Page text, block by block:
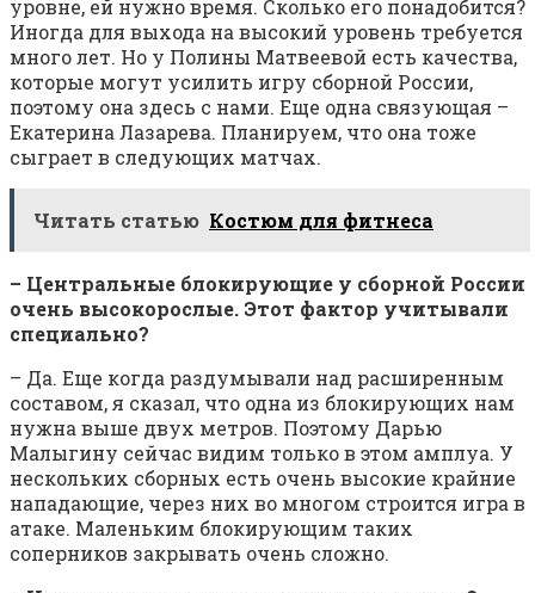
уровне, ей нужно время. Сколько его понадобится?
Иногда для выхода на высокий уровень требуется
много лет. Но у Полины Матвеевой есть качества,
которые могут усилить игру сборной России,
поэтому она здесь с нами. Еще одна связующая –
Екатерина Лазарева. Планируем, что она тоже
сыграет в следующих матчах.
Читать статью Костюм для фитнеса
– Центральные блокирующие у сборной России
очень высокорослые. Этот фактор учитывали
специально?
– Да. Еще когда раздумывали над расширенным
составом, я сказал, что одна из блокирующих нам
нужна выше двух метров. Поэтому Дарью
Малыгину сейчас видим только в этом амплуа. У
нескольких сборных есть очень высокие крайние
нападающие, через них во многом строится игра в
атаке. Маленьким блокирующим таких
соперников закрывать очень сложно.